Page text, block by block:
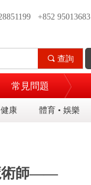
康 體育 • 娛樂
끠 查詢
常見問題
+852 95013683
術師——